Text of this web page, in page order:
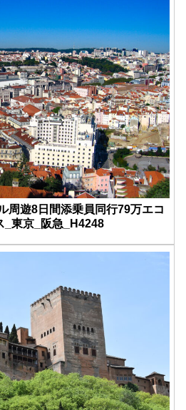
周遊8日間添乗員同行79万エコ
_東京_阪急_H4248